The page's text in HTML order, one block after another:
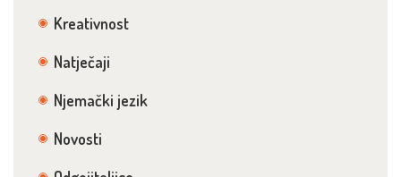
Kreativnost
Natječaji
Njemački jezik
Novosti